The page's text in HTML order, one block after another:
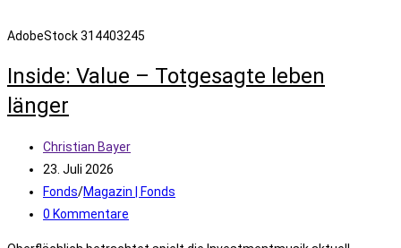
AdobeStock 314403245
Inside: Value – Totgesagte leben
länger
Beitrags-
Autor:
Christian Bayer
Beitrag
veröffentlicht:
23. Juli 2026
Beitrags-
Kategorie:
Fonds/Magazin | Fonds
Beitrags-
0 Kommentare